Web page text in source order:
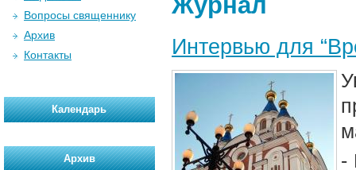
Интервью для
-
Вопросы священнику
Архив
Контакты
Календарь
Архив